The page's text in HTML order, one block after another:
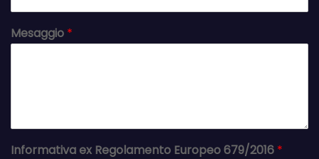
Mesaggio *
Informativa ex Regolamento Europeo 679/2016 *